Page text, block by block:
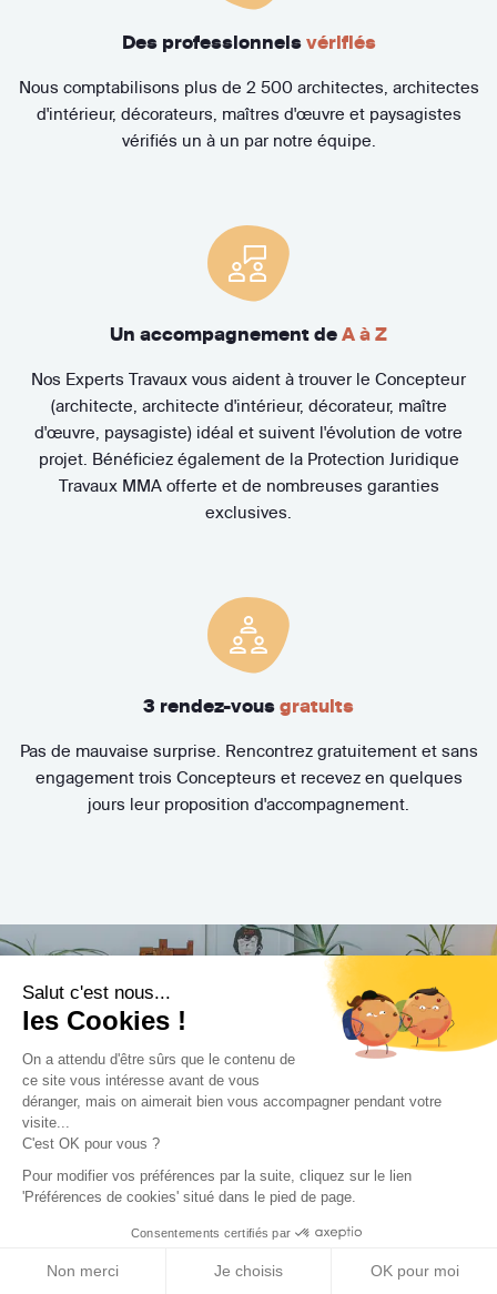
Salut c'est nous...
les Cookies !
On a attendu d'être sûrs que le contenu de
ce site vous intéresse avant de vous
déranger, mais on aimerait bien vous accompagner pendant votre
visite...
C'est OK pour vous ?
Pour modifier vos préférences par la suite, cliquez sur le lien
'Préférences de cookies' situé dans le pied de page.
Consentements certifiés par
Non merci Je choisis OK pour moi
Des professionnels vérifiés
Nous comptabilisons plus de 2 500 architectes, architectes
d'intérieur, décorateurs, maîtres d'œuvre et paysagistes
vérifiés un à un par notre équipe.
Un accompagnement de A à Z
Nos Experts Travaux vous aident à trouver le Concepteur
(architecte, architecte d'intérieur, décorateur, maître
d'œuvre, paysagiste) idéal et suivent l'évolution de votre
projet. Bénéficiez également de la Protection Juridique
Travaux MMA offerte et de nombreuses garanties
exclusives.
3 rendez-vous gratuits
Pas de mauvaise surprise. Rencontrez gratuitement et sans
engagement trois Concepteurs et recevez en quelques
jours leur proposition d'accompagnement.
Trouvez le professionnel
le plus adapté à votre
projet !
Trouver mon Concepteur